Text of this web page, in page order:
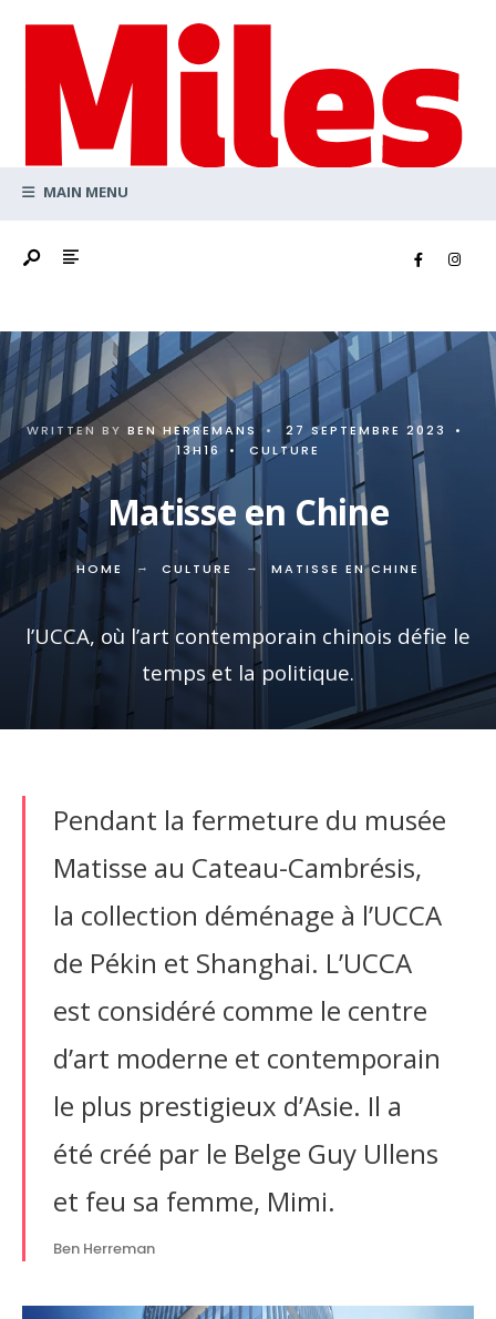
content
MAIN MENU
WRITTEN BY BEN HERREMANS • 27 SEPTEMBRE 2023
•
13H16
• CULTURE
Matisse en Chine
HOME CULTURE MATISSE EN CHINE
l’UCCA, où l’art contemporain chinois défie le
temps et la politique.
Pendant la fermeture du musée
Matisse au Cateau-Cambrésis,
la collection déménage à l’UCCA
de Pékin et Shanghai. L’UCCA
est considéré comme le centre
d’art moderne et contemporain
le plus prestigieux d’Asie. Il a
été créé par le Belge Guy Ullens
et feu sa femme, Mimi.
Ben Herreman